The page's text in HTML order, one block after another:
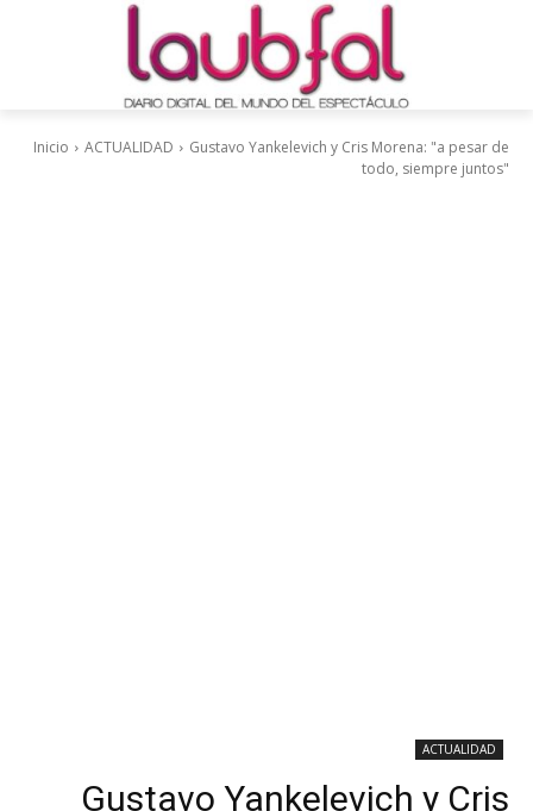
Inicio ACTUALIDAD
Gustavo Yankelevich y Cris Morena: "a pesar de
todo, siempre juntos"
ACTUALIDAD
Gustavo Yankelevich y Cris